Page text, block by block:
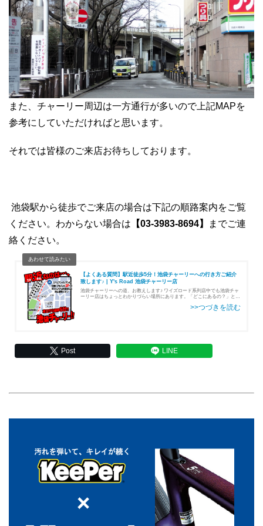
また、チャーリー周辺は一方通行が多いので上記MAPを
参考にしていただければと思います。
それでは皆様のご来店お待ちしております。
池袋駅から徒歩でご来店の場合は下記の順路案内をご覧
ください。わからない場合は 【03-3983-8694】
までご連
絡ください。
【よくある質問】駅近徒歩5分！池袋チャーリーへの行き方ご紹介
致します♪ | Y's Road 池袋チャーリー店
池袋チャーリーへの道、お教えします♪ ワイズロード系列店中でも池袋チャ
ーリー店はちょっとわかりづらい場所にあります。「どこにあるの？」とい
Post LINE